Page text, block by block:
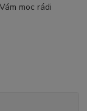
moc rádi